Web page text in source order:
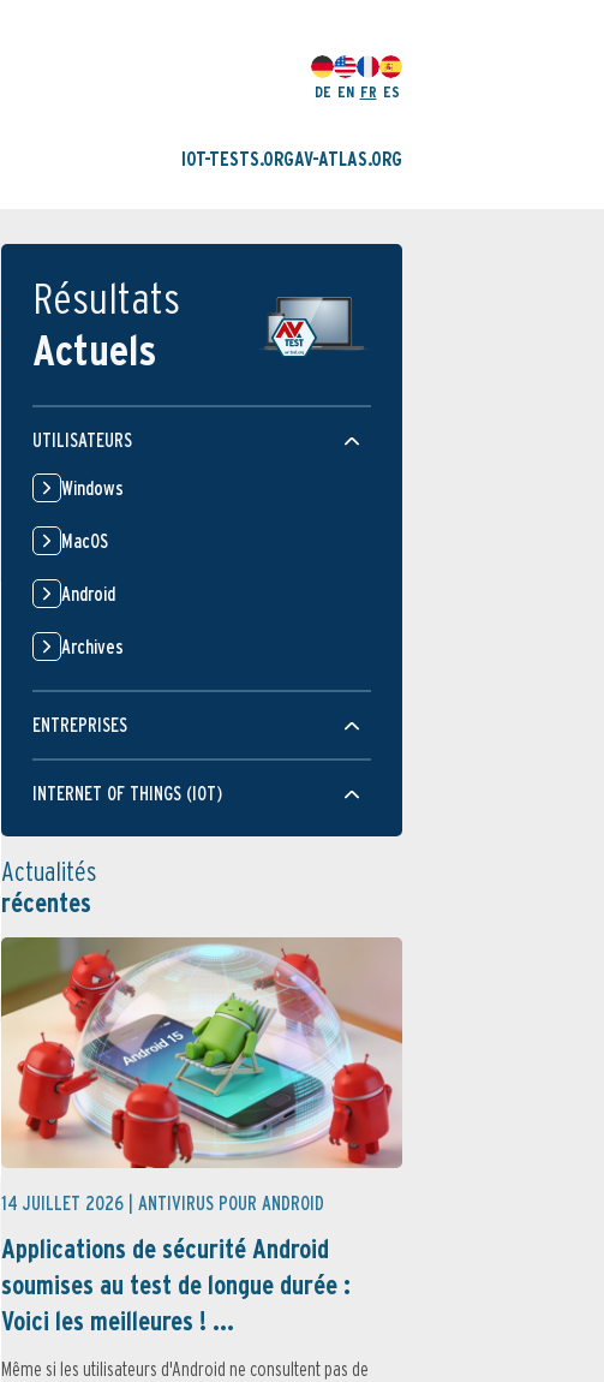
DE EN FR ES
IOT-TESTS.ORGAV-ATLAS.ORG
Résultats
Actuels
UTILISATEURS
Windows
MacOS
Android
Archives
ENTREPRISES
INTERNET OF THINGS (IOT)
Actualités
récentes
14 JUILLET 2026 | ANTIVIRUS POUR ANDROID
Applications de sécurité Android
soumises au test de longue durée :
Voici les meilleures ! ...
Même si les utilisateurs d'Android ne consultent pas de